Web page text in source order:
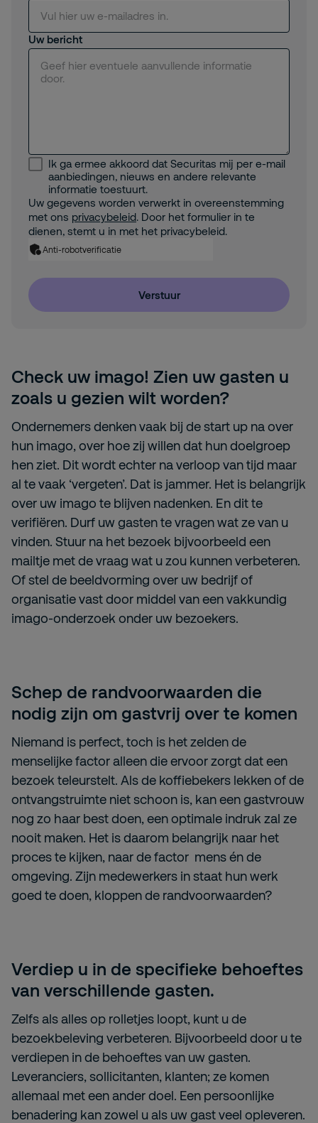
Check uw imago! Zien uw gasten u
zoals u gezien wilt worden?
Ondernemers denken vaak bij de start up na over
hun imago, over hoe zij willen dat hun doelgroep
hen ziet. Dit wordt echter na verloop van tijd maar
al te vaak ‘vergeten’. Dat is jammer. Het is belangrijk
over uw imago te blijven nadenken. En dit te
verifiëren. Durf uw gasten te vragen wat ze van u
vinden. Stuur na het bezoek bijvoorbeeld een
mailtje met de vraag wat u zou kunnen verbeteren.
Of stel de beeldvorming over uw bedrijf of
organisatie vast door middel van een vakkundig
imago-onderzoek onder uw bezoekers.
Schep de randvoorwaarden die
nodig zijn om gastvrij over te komen
Niemand is perfect, toch is het zelden de
menselijke factor alleen die ervoor zorgt dat een
bezoek teleurstelt. Als de koffiebekers lekken of de
ontvangstruimte niet schoon is, kan een gastvrouw
nog zo haar best doen, een optimale indruk zal ze
nooit maken. Het is daarom belangrijk naar het
proces te kijken, naar de factor mens én de
omgeving. Zijn medewerkers in staat hun werk
goed te doen, kloppen de randvoorwaarden?
Verdiep u in de specifieke behoeftes
van verschillende gasten.
Zelfs als alles op rolletjes loopt, kunt u de
bezoekbeleving verbeteren. Bijvoorbeeld door u te
verdiepen in de behoeftes van uw gasten.
Leveranciers, sollicitanten, klanten; ze komen
allemaal met een ander doel. Een persoonlijke
benadering kan zowel u als uw gast veel opleveren.
Uw bericht
Ik ga ermee akkoord dat Securitas mij per e-mail
aanbiedingen, nieuws en andere relevante
informatie toestuurt.
Uw gegevens worden verwerkt in overeenstemming
met ons privacybeleid. Door het formulier in te
dienen, stemt u in met het privacybeleid.
Anti-robotverificatie
Verstuur